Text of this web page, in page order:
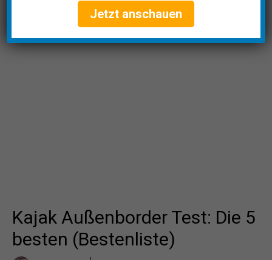
Kajak Außenborder Test: Die 5
besten (Bestenliste)
Jetzt anschauen